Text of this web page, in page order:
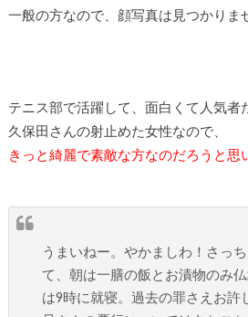
一般の方なので、顔写真は見つかりま
テニス部で活躍して、面白くて人気者
久保田さんの射止めた女性なので、
きっと綺麗で素敵な方なのだろうと思
うまいねー。やかましわ！さっ
て、朝は一膳の飯とお漬物のみ
は9時に就寝。過去の罪さえお許